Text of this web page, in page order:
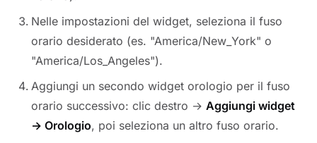
Nelle impostazioni del widget, seleziona il fuso
orario desiderato (es. "America/New_York" o
"America/Los_Angeles").
Aggiungi un secondo widget orologio per il fuso
orario successivo: clic destro → Aggiungi widget
→ Orologio, poi seleziona un altro fuso orario.